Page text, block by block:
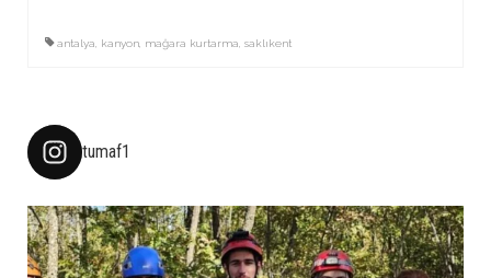
antalya kanyon mağara kurtarma saklıkent
tumaf1